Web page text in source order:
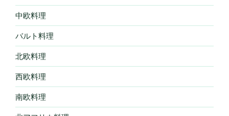
中欧料理
バルト料理
北欧料理
西欧料理
南欧料理